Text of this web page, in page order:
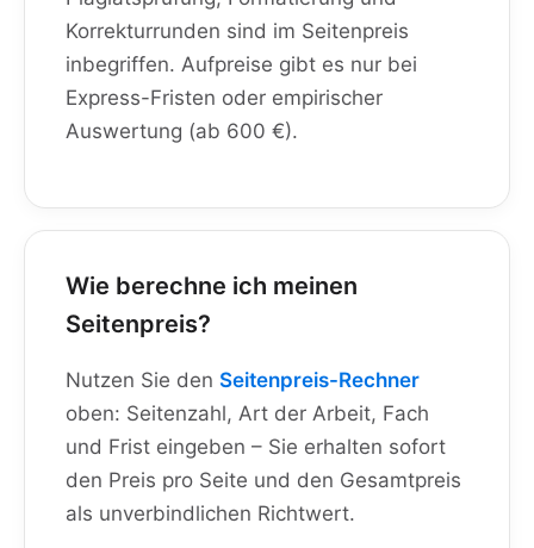
Korrekturrunden sind im Seitenpreis
inbegriffen. Aufpreise gibt es nur bei
Express-Fristen oder empirischer
Auswertung (ab 600 €).
Wie berechne ich meinen
Seitenpreis?
Nutzen Sie den Seitenpreis-Rechner
oben: Seitenzahl, Art der Arbeit, Fach
und Frist eingeben – Sie erhalten sofort
den Preis pro Seite und den Gesamtpreis
als unverbindlichen Richtwert.